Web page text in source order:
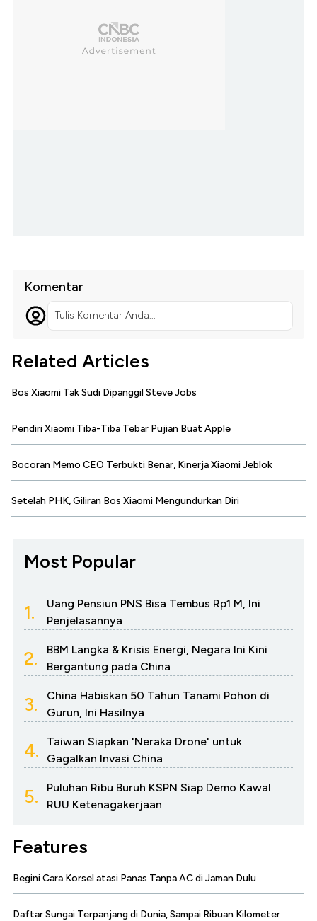
Komentar
Tulis Komentar Anda...
Related Articles
Bos Xiaomi Tak Sudi Dipanggil Steve Jobs
Pendiri Xiaomi Tiba-Tiba Tebar Pujian Buat Apple
Bocoran Memo CEO Terbukti Benar, Kinerja Xiaomi Jeblok
Setelah PHK, Giliran Bos Xiaomi Mengundurkan Diri
Most Popular
1.
Uang Pensiun PNS Bisa Tembus Rp1 M, Ini
Penjelasannya
2.
BBM Langka & Krisis Energi, Negara Ini Kini
Bergantung pada China
3.
China Habiskan 50 Tahun Tanami Pohon di
Gurun, Ini Hasilnya
4.
Taiwan Siapkan 'Neraka Drone' untuk
Gagalkan Invasi China
5.
Puluhan Ribu Buruh KSPN Siap Demo Kawal
RUU Ketenagakerjaan
Features
Begini Cara Korsel atasi Panas Tanpa AC di Jaman Dulu
Daftar Sungai Terpanjang di Dunia, Sampai Ribuan Kilometer